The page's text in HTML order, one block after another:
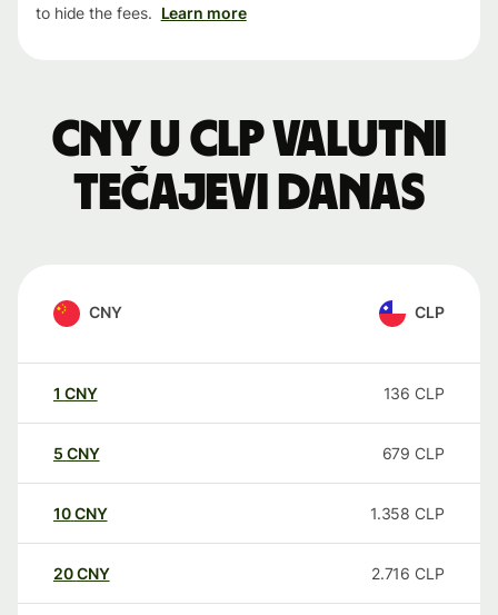
to hide the fees. Learn more
CNY u CLP valutni
tečajevi danas
CNY CLP
1 CNY 136 CLP
5 CNY 679 CLP
10CNY 1.358 CLP
20CNY 2.716 CLP